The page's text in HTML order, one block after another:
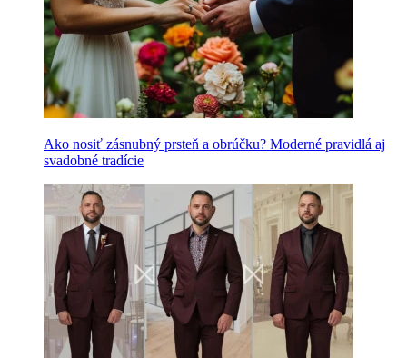
Ako nosiť zásnubný prsteň a obrúčku? Moderné pravidlá aj
svadobné tradície